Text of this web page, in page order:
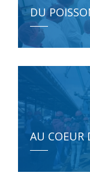
DU
AU COEUR